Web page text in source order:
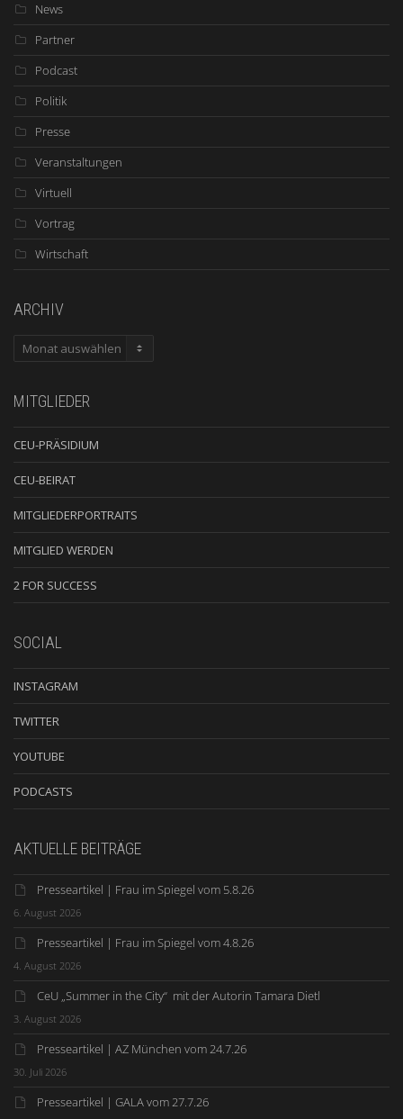
News
Partner
Podcast
Politik
Presse
Veranstaltungen
Virtuell
Vortrag
Wirtschaft
ARCHIV
ARCHIV
MITGLIEDER
CEU-PRÄSIDIUM
CEU-BEIRAT
MITGLIEDERPORTRAITS
MITGLIED WERDEN
2 FOR SUCCESS
SOCIAL
INSTAGRAM
TWITTER
YOUTUBE
PODCASTS
AKTUELLE BEITRÄGE
Presseartikel | Frau im Spiegel vom 5.8.26
6. August 2026
Presseartikel | Frau im Spiegel vom 4.8.26
4. August 2026
CeU „Summer in the City“ mit der Autorin Tamara Dietl
3. August 2026
Presseartikel | AZ München vom 24.7.26
30. Juli 2026
Presseartikel | GALA vom 27.7.26